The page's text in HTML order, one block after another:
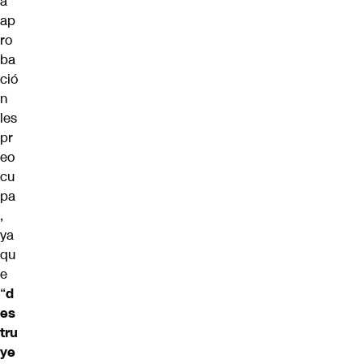
ap
ro
ba
ció
n
les
pr
eo
cu
pa
,
ya
qu
e
“d
es
tru
ye